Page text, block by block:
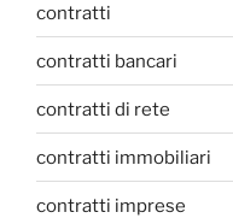
contratti
contratti bancari
contratti di rete
contratti immobiliari
contratti imprese